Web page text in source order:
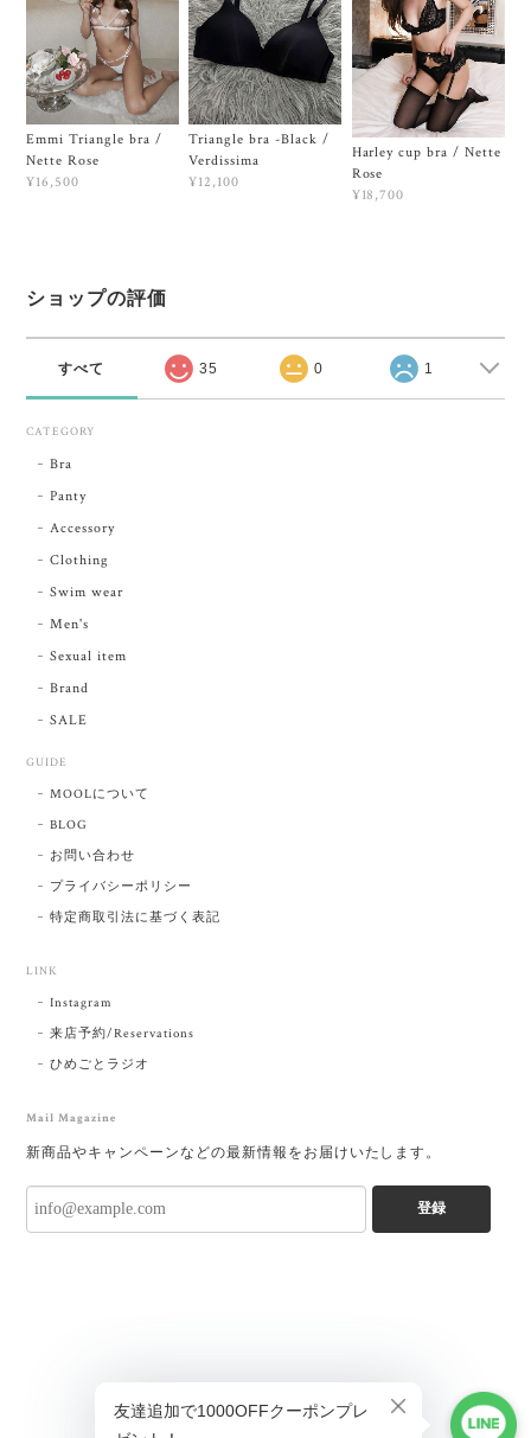
Emmi Triangle bra /
Nette Rose
¥16,500
Triangle bra -Black /
Verdissima
¥12,100
Harley cup bra / Nette
Rose
¥18,700
ショップの評価
すべて 35 0 1
CATEGORY
Bra
Panty
Accessory
Clothing
Swim wear
Men's
Sexual item
Brand
SALE
GUIDE
MOOLについて
BLOG
お問い合わせ
プライバシーポリシー
特定商取引法に基づく表記
LINK
Instagram
来店予約/Reservations
ひめごとラジオ
Mail Magazine
新商品やキャンペーンなどの最新情報をお届けいたします。
登録